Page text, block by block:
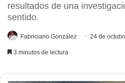
resultados de una
sentido.
Fabriciano González 24 de
3 minutos de lectura